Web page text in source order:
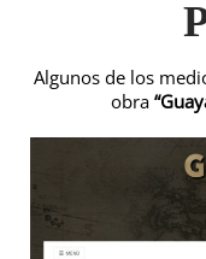
Algunos de los
obra